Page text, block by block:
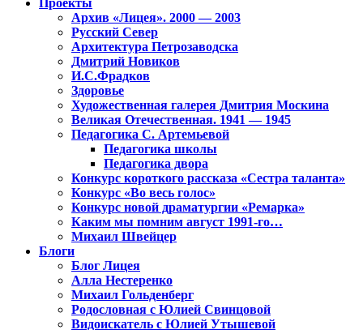
Проекты
Архив «Лицея». 2000 — 2003
Русский Север
Архитектура Петрозаводска
Дмитрий Новиков
И.С.Фрадков
Здоровье
Художественная галерея Дмитрия Москина
Великая Отечественная. 1941 — 1945
Педагогика С. Артемьевой
Педагогика школы
Педагогика двора
Конкурс короткого рассказа «Сестра таланта»
Конкурс «Во весь голос»
Конкурс новой драматургии «Ремарка»
Каким мы помним август 1991-го…
Михаил Швейцер
Блоги
Блог Лицея
Алла Нестеренко
Михаил Гольденберг
Родословная с Юлией Свинцовой
Видоискатель с Юлией Утышевой